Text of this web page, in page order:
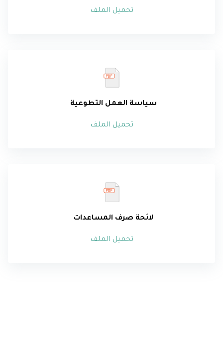
تحميل الملف
سياسة العمل التطوعية
تحميل الملف
لائحة صرف المساعدات
تحميل الملف